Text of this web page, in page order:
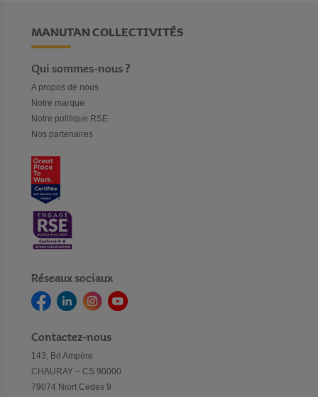
MANUTAN COLLECTIVITÉS
Qui sommes-nous ?
A propos de nous
Notre marque
Notre politique RSE
Nos partenaires
Réseaux sociaux
Contactez-nous
143, Bd Ampère
CHAURAY – CS 90000
79074 Niort Cedex 9